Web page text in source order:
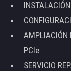
AMPLIACIÓN
PCIe
SERVICIO